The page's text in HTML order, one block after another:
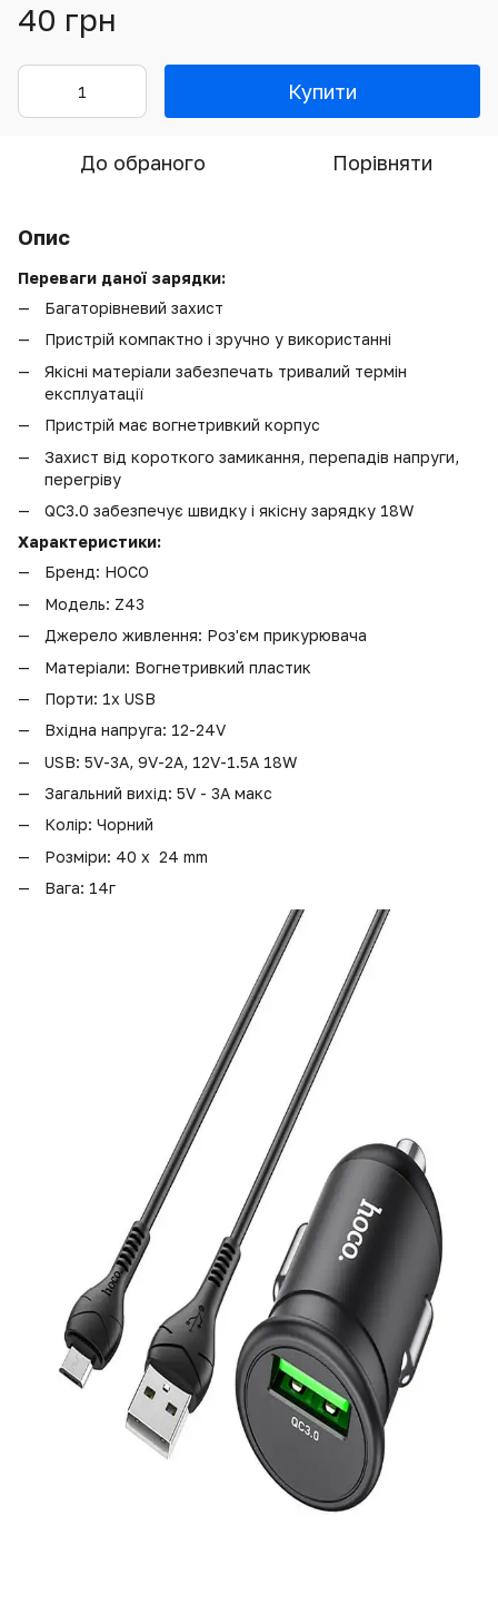
40 грн
Купити
До обраного Порівняти
Опис
Переваги даної зарядки:
Багаторівневий захист
Пристрій компактно і зручно у використанні
Якісні матеріали забезпечать тривалий термін
експлуатації
Пристрій має вогнетривкий корпус
Захист від короткого замикання, перепадів напруги,
перегріву
QC3.0 забезпечує швидку і якісну зарядку 18W
Характеристики:
Бренд: HOCO
Модель: Z43
Джерело живлення: Роз'єм прикурювача
Матеріали: Вогнетривкий пластик
Порти: 1x USB
Вхідна напруга: 12-24V
USB: 5V-3A, 9V-2A, 12V-1.5A 18W
Загальний вихід: 5V - 3A макс
Колір: Чорний
Розміри: 40 х 24 mm
Вага: 14г